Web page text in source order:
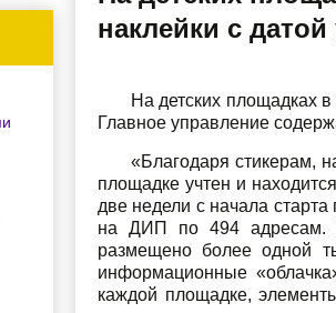
наклейки с
На детских площадках
Главное управление
«Благодаря стикерам,
площадке учтен и
две недели с начала
на ДИП по 494 адресам.
размещено более одной
информационные
каждой площадке,